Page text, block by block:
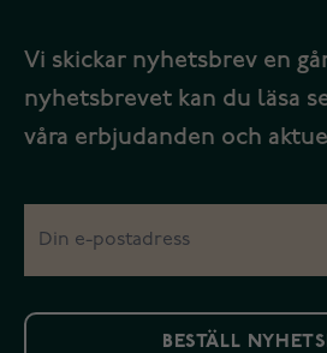
Vi skickar nyhetsbrev en
nyhetsbrevet kan du läsa
våra erbjudanden och
BESTÄLL